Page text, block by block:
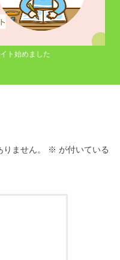
ト始めました
ません。 ※ が付いている